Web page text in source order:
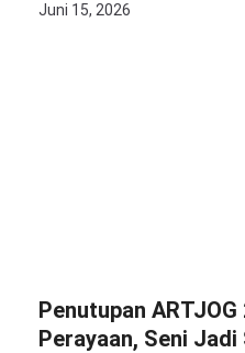
Juni 15, 2026
Penutupan ARTJOG
Perayaan, Seni Jadi